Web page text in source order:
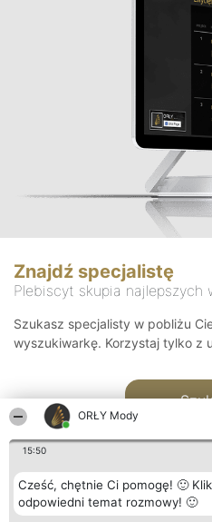
ORŁY Mody
15:50
Cześć, chętnie Ci pomogę! 🙂
odpowiedni temat rozmowy! 🙂
Znajdź specjalistę
Plebiscyt skupia najlepszych
Szukasz specjalisty w pobliżu
wyszukiwarkę. Korzystaj tylko z